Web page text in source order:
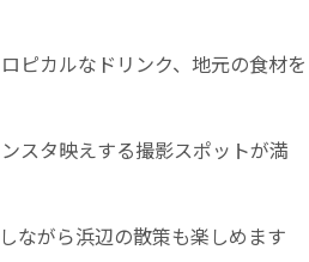
ピカルなドリンク、地元の食材を
スタ映えする撮影スポットが満
ながら浜辺の散策も楽しめます